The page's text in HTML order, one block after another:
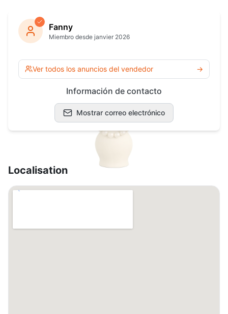
Fanny
Miembro desde janvier 2026
Ver todos los anuncios del vendedor →
Información de contacto
Mostrar correo electrónico
Localisation